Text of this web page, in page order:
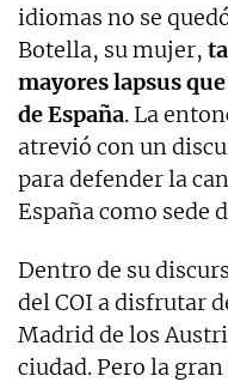
idiomas no se
Botella, su mujer,
mayores lapsus
de España. La
atrevió con un
para defender la
España como sede
Dentro de su
del COI a disfrutar
Madrid de los
ciudad. Pero la gran